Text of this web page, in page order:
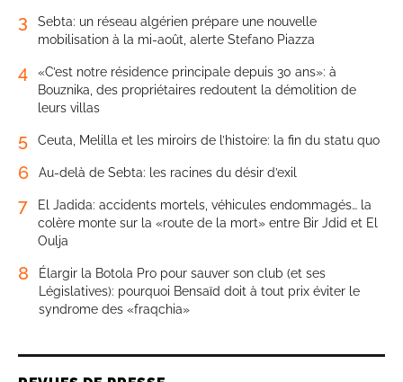
3
Sebta: un réseau algérien prépare une nouvelle
mobilisation à la mi-août, alerte Stefano Piazza
4
«C’est notre résidence principale depuis 30 ans»: à
Bouznika, des propriétaires redoutent la démolition de
leurs villas
5 Ceuta, Melilla et les miroirs de l’histoire: la fin du statu quo
6 Au-delà de Sebta: les racines du désir d’exil
7
El Jadida: accidents mortels, véhicules endommagés… la
colère monte sur la «route de la mort» entre Bir Jdid et El
Oulja
8
Élargir la Botola Pro pour sauver son club (et ses
Législatives): pourquoi Bensaïd doit à tout prix éviter le
syndrome des «fraqchia»